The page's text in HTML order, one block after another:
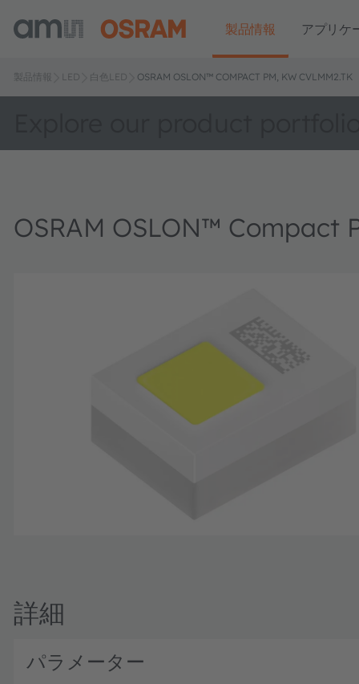
製品情報 アプリケ
製品情報 LED 白色LED OSRAM OSLON™ COMPACT PM, KW CVLMM2.TK
OSRAM OSLON™ Compact
詳細
パラメーター